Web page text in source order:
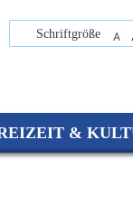
Schriftgröße A
&